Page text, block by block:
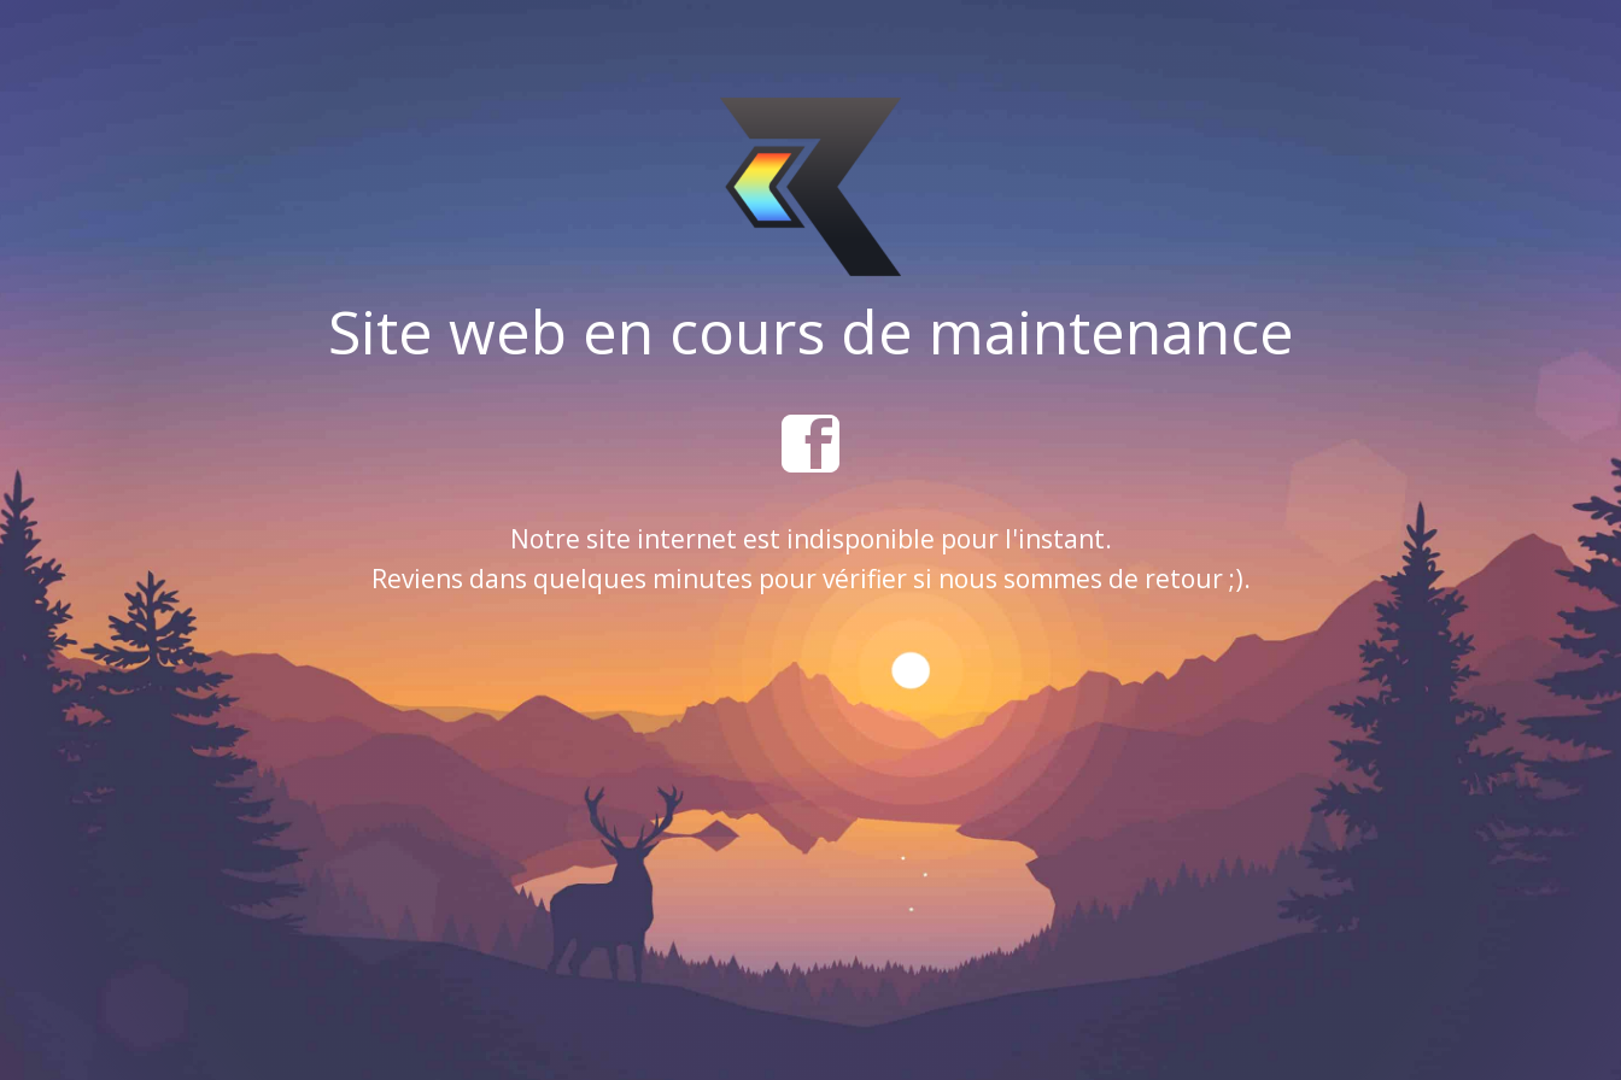
Site web en cours de maintenance
Notre site internet est indisponible pour l'instant.
Reviens dans quelques minutes pour vérifier si nous sommes de retour ;).